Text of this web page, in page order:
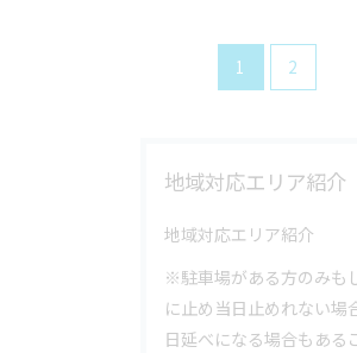
1 2
地域対応エリア紹介
地域対応エリア紹介
※駐車場がある方のみも
に止め当日止めれない場
日延べになる場合もある